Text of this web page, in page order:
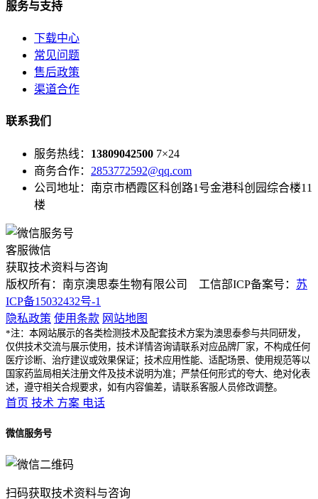
服务与支持
下载中心
常见问题
售后政策
渠道合作
联系我们
服务热线： 13809042500 7×24
商务合作： 2853772592@qq.com
公司地址：南京市栖霞区科创路1号金港科创园综合楼11
楼
客服微信
获取技术资料与咨询
版权所有：南京澳思泰生物有限公司 工信部ICP备案号： 苏
ICP备15032432号-1
隐私政策 使用条款 网站地图
*注：本网站展示的各类检测技术及配套技术方案为澳思泰参与共同研发，
仅供技术交流与展示使用，技术详情咨询请联系对应品牌厂家，不构成任何
医疗诊断、治疗建议或效果保证；技术应用性能、适配场景、使用规范等以
国家药监局相关注册文件及技术说明为准；严禁任何形式的夸大、绝对化表
述，遵守相关合规要求，如有内容偏差，请联系客服人员修改调整。
首页 技术 方案 电话
微信服务号
扫码获取技术资料与咨询